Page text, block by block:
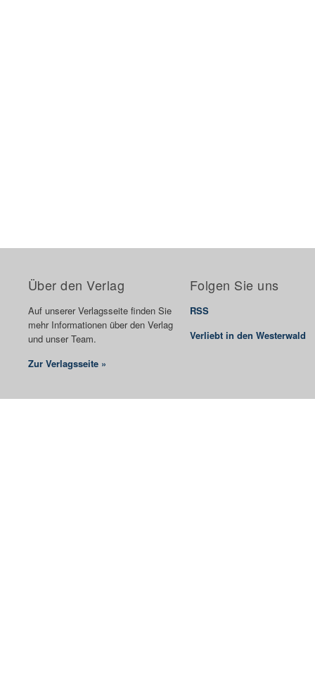
Über den Verlag
Auf unserer Verlagsseite finden Sie
mehr Informationen über den Verlag
und unser Team.
Zur Verlagsseite »
Folgen Sie uns
RSS
Verliebt in den Westerwald